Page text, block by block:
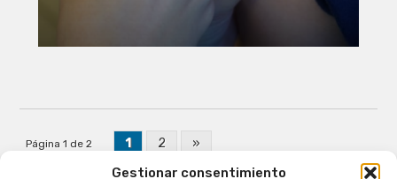
Gestionar consentimiento
Página 1 de 2 1 2 »